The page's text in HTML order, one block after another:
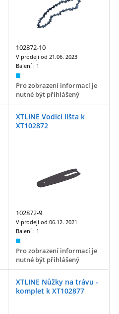
102872-10
V prodeji od 21.06. 2023
Balení : 1
Pro zobrazení informací je
nutné být přihlášený
XTLINE Vodicí lišta k
XT102872
102872-9
V prodeji od 06.12. 2021
Balení : 1
Pro zobrazení informací je
nutné být přihlášený
XTLINE Nůžky na trávu -
komplet k XT102877